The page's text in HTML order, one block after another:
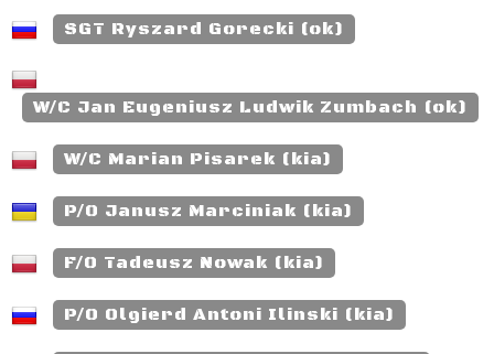
SGT Ryszard Gorecki (ok)
W/C Jan Eugeniusz Ludwik Zumbach (ok)
W/C Marian Pisarek (kia)
P/O Janusz Marciniak (kia)
F/O Tadeusz Nowak (kia)
P/O Olgierd Antoni Ilinski (kia)